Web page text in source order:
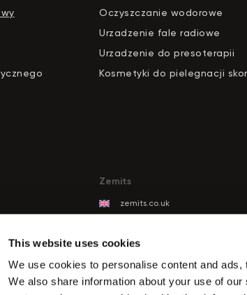
This website uses cookies
We use cookies to personalise content and
We also share information about your use of
Oczyszczanie wodorowe
Urzadzenie fale radiowe
Urzadzenie do presoterapii
Kosmetyki do pielegnacji
zemits.co.uk
zemits.it
zemits.com
Zemits